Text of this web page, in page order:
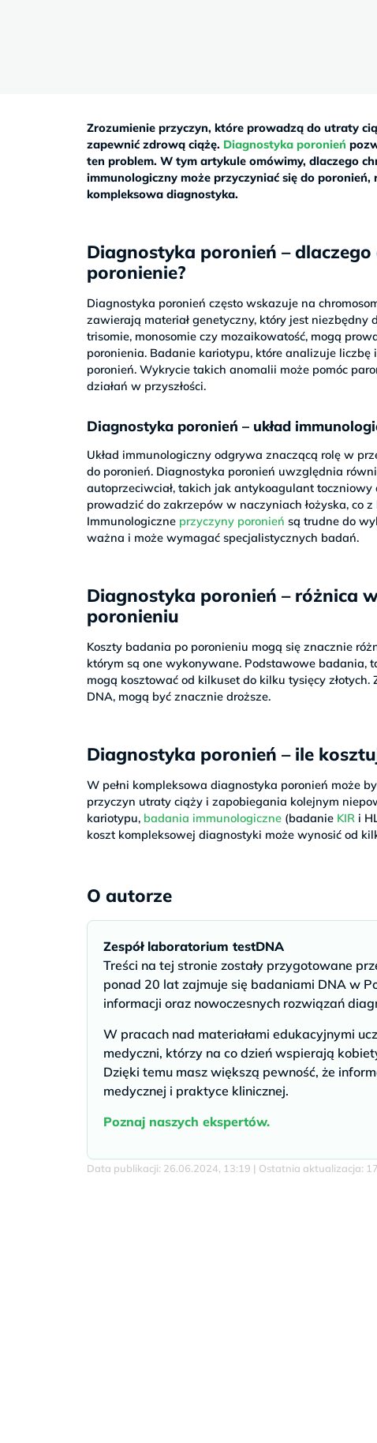
Zrozumienie przyczyn, które prowadzą do utraty
zapewnić zdrową ciążę. Diagnostyka poronień
ten problem. W tym artykule omówimy, dlaczego
immunologiczny może przyczyniać się do
kompleksowa diagnostyka.
Diagnostyka poronień –
poronienie?
Diagnostyka poronień często wskazuje na
zawierają materiał genetyczny, który jest niezbędny
trisomie, monosomie czy mozaikowatość, mogą
poronienia. Badanie kariotypu, które analizuje
poronień. Wykrycie takich anomalii może pomóc
działań w przyszłości.
Diagnostyka poronień – układ
Układ immunologiczny odgrywa znaczącą rolę w
do poronień. Diagnostyka poronień uwzględnia
autoprzeciwciał, takich jak antykoagulant toczniowy
prowadzić do zakrzepów w naczyniach łożyska, co
Immunologiczne przyczyny poronień są trudne do
ważna i może wymagać specjalistycznych badań.
Diagnostyka poronień – różnica
poronieniu
Koszty badania po poronieniu mogą się znacznie
którym są one wykonywane. Podstawowe badania,
mogą kosztować od kilkuset do kilku tysięcy
DNA, mogą być znacznie droższe.
Diagnostyka poronień – ile
W pełni kompleksowa diagnostyka poronień może
przyczyn utraty ciąży i zapobiegania kolejnym
kariotypu, badania immunologiczne (badanie KIR i
koszt kompleksowej diagnostyki może wynosić od
O autorze
Zespół laboratorium testDNA
Treści na tej stronie zostały przygotowane
ponad 20 lat zajmuje się badaniami DNA w
informacji oraz nowoczesnych rozwiązań
W pracach nad materiałami edukacyjnymi
medyczni, którzy na co dzień wspierają
Dzięki temu masz większą pewność, że
medycznej i praktyce klinicznej.
Poznaj naszych ekspertów.
Data publikacji: 26.06.2024, 13:19 | Ostatnia aktualizacja: